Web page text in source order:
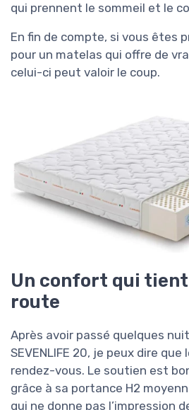
qui prennent le sommeil et le
En fin de compte, si vous êtes
pour un matelas qui offre de
celui-ci peut valoir le coup.
Un confort qui
route
Après avoir passé quelques
SEVENLIFE 20, je peux dire
rendez-vous. Le soutien est
grâce à sa portance H2
qui ne donne pas l’impression